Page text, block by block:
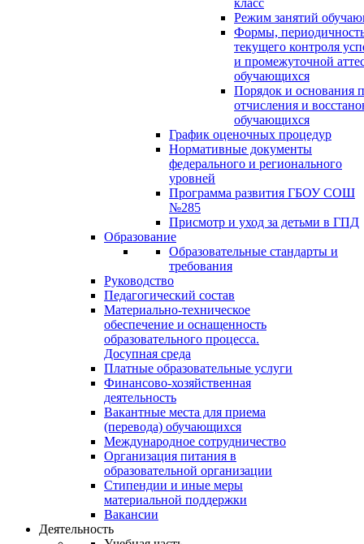
класс
Режим занятий
Формы,
текущего контроля
и промежуточной
обучающихся
Порядок и основания
отчисления и
обучающихся
График оценочных процедур
Нормативные документы
федерального и регионального
уровней
Программа развития ГБОУ СОШ
№285
Присмотр и уход за детьми в ГПД
Образование
Образовательные стандарты и
требования
Руководство
Педагогический состав
Материально-техническое
обеспечение и оснащенность
образовательного процесса.
Досупная среда
Платные образовательные услуги
Финансово-хозяйственная
деятельность
Вакантные места для приема
(перевода) обучающихся
Международное сотрудничество
Организация питания в
образовательной организации
Стипендии и иные меры
материальной поддержки
Вакансии
Деятельность